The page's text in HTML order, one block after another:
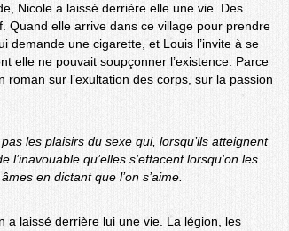
Nicole a laissé derrière elle une vie. Des
Quand elle arrive dans ce village pour prendre
demande une cigarette, et Louis l’invite à se
elle ne pouvait soupçonner l’existence. Parce
roman sur l’exultation des corps, sur la passion
les plaisirs du sexe qui, lorsqu’ils atteignent
qu’elles s’effacent lorsqu’on les
en dictant que l’on s’aime.
a laissé derrière lui une vie. La légion, les